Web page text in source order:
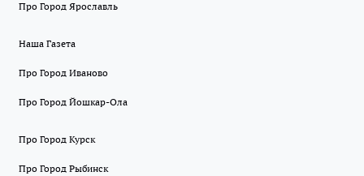
Про Город Ярославль
Наша Газета
Про Город Иваново
Про Город Йошкар-Ола
Про Город Курск
Про Город Рыбинск